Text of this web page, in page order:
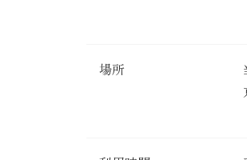
場所